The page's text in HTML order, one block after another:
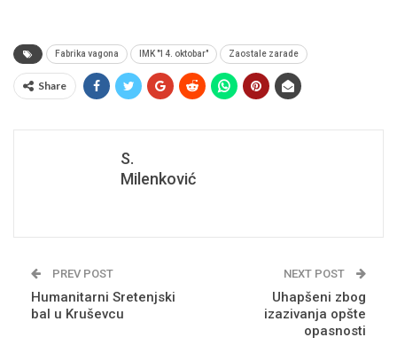
Fabrika vagona IMK "14. oktobar" Zaostale zarade
Share
S.
Milenković
PREV POST
Humanitarni Sretenjski
bal u Kruševcu
NEXT POST
Uhapšeni zbog
izazivanja opšte
opasnosti